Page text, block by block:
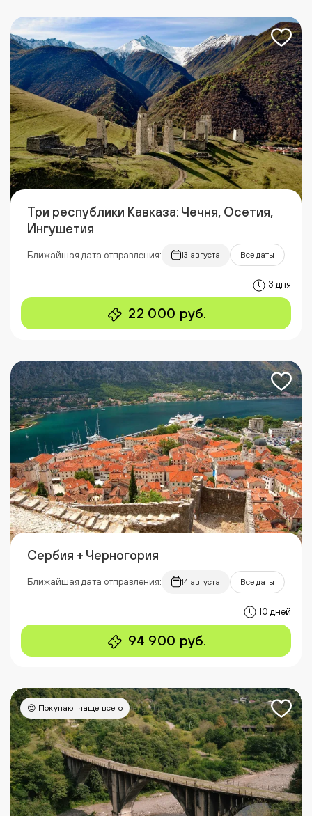
Три республики Кавказа: Чечня, Осетия,
Ингушетия
Ближайшая дата отправления: 13 августа Все даты
3 дня
22 000 руб.
Сербия + Черногория
Ближайшая дата отправления: 14 августа Все даты
10 дней
94 900 руб.
😍 Покупают чаще всего